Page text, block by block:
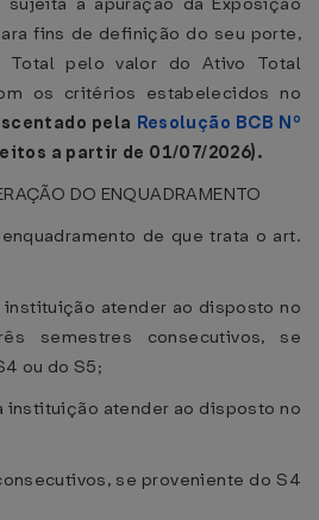
fins de definição do seu porte,
Total pelo valor do Ativo Total
os critérios estabelecidos no
pela Resolução BCB Nº
a partir de 01/07/2026).
DO ENQUADRAMENTO
de que trata o art.
instituição atender ao disposto no
semestres consecutivos, se
ou do S5;
instituição atender ao disposto no
se proveniente do S4